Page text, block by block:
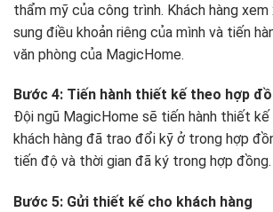
thẩm mỹ của công trình. Khách hàng
sung điều khoản riêng của mình và tiến
văn phòng của MagicHome.
Bước 4: Tiến hành thiết kế theo hợp
Đội ngũ MagicHome sẽ tiến hành thiết
khách hàng đã trao đổi kỹ ở trong hợp
tiến độ và thời gian đã ký trong hợp đồng.
Bước 5: Gửi thiết kế cho khách hàng